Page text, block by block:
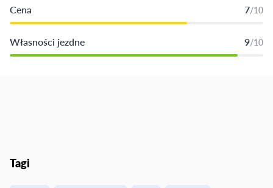
Cena 7/10
Własności jezdne 9/10
Tagi